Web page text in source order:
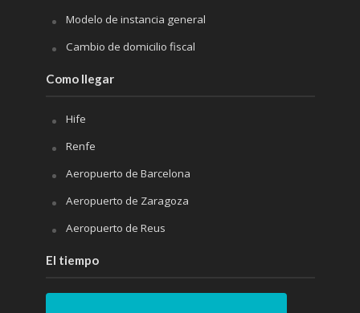
Modelo de instancia general
Cambio de domicilio fiscal
Como llegar
Hife
Renfe
Aeropuerto de Barcelona
Aeropuerto de Zaragoza
Aeropuerto de Reus
El tiempo